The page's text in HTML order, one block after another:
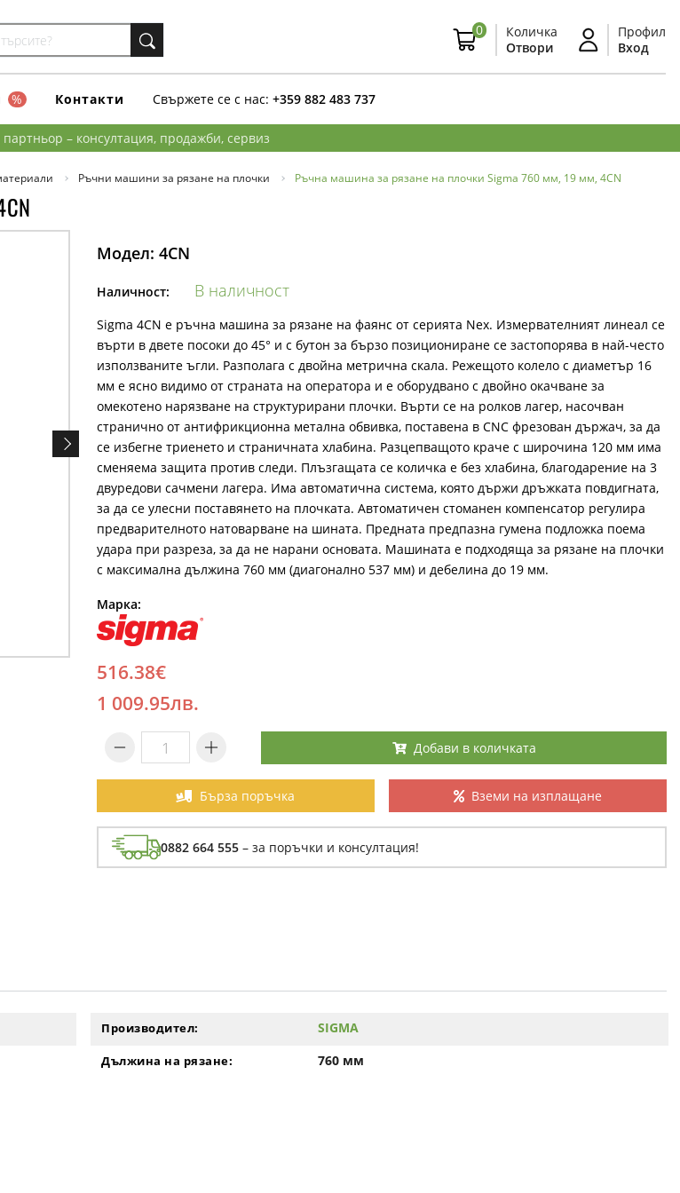
0
Количка
Отвори
Профил
Вход
% Контакти Свържете се с нас: +359 882 483 737
– консултация, продажби, сервиз
Ръчни машини за рязане на плочки Ръчна машина за рязане на плочки Sigma 760 мм, 19 мм, 4CN
Модел: 4CN
Наличност: В наличност
Sigma 4CN е ръчна машина за рязане на фаянс от серията Nex. Измервателният линеал се
върти в двете посоки до 45° и с бутон за бързо позициониране се застопорява в най-често
използваните ъгли. Разполага с двойна метрична скала. Режещото колело с диаметър 16
мм е ясно видимо от страната на оператора и е оборудвано с двойно окачване за
омекотено нарязване на структурирани плочки. Върти се на ролков лагер, насочван
странично от антифрикционна метална обвивка, поставена в CNC фрезован държач, за да
се избегне триенето и страничната хлабина. Разцепващото краче с широчина 120 мм има
сменяема защита против следи. Плъзгащата се количка е без хлабина, благодарение на 3
двуредови сачмени лагера. Има автоматична система, която държи дръжката повдигната,
за да се улесни поставянето на плочката. Автоматичен стоманен компенсатор регулира
предварителното натоварване на шината. Предната предпазна гумена подложка поема
удара при разреза, за да не нарани основата. Машината е подходяща за рязане на плочки
с максимална дължина 760 мм (диагонално 537 мм) и дебелина до 19 мм.
Марка:
516.38€
1 009.95лв.
Добави в количката
Бърза поръчка Вземи на изплащане
0882 664 555 – за поръчки и консултация!
Производител: SIGMA
Дължина на рязане: 760 мм